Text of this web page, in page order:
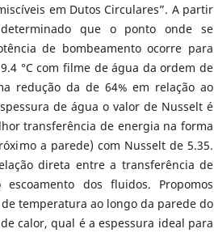
em Dutos Circulares”. A partir
que o ponto onde se
de bombeamento ocorre para
°C com filme de água da ordem de
redução da de 64% em relação ao
de água o valor de Nusselt é
transferência de energia na forma
a parede) com Nusselt de 5.35.
direta entre a transferência de
dos fluidos. Propomos
temperatura ao longo da parede do
calor, qual é a espessura ideal para